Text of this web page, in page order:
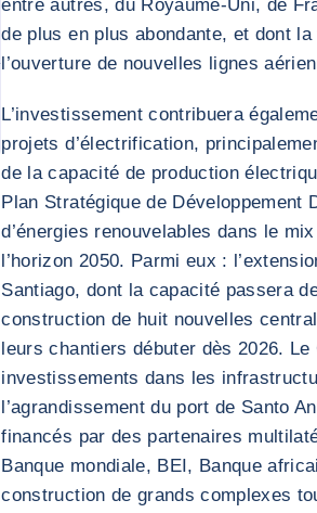
entre autres, du Royaume-Uni, de
de plus en plus abondante, et dont
l’ouverture de nouvelles lignes
L’investissement contribuera
projets d’électrification,
de la capacité de production
Plan Stratégique de Développement
d’énergies renouvelables dans le
l’horizon 2050. Parmi eux :
Santiago, dont la capacité passera
construction de huit nouvelles
leurs chantiers débuter dès 2026.
investissements dans les
l’agrandissement du port de Santo
financés par des partenaires
Banque mondiale, BEI, Banque
construction de grands complexes